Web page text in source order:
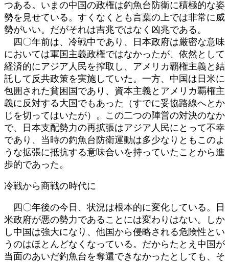
つある。いまの中国の政権は釣魚台防衛に積極的な姿
勢を見せている。すくなくとも言葉の上では非常に威
勢がいい。だがそれは吉兆ではなく凶兆である。
四〇年前は、冷戦中であり、日本政府は厳密な意味
においては軍国主義政権ではなかったが、依然として
経済的にアジア人民を搾取し、アメリカ覇権主義と結
託して反共政策を実施していた。一方、中国は日米に
包囲された貧困国であり、資本主義とアメリカ覇権主
義に反対する大国でもあった（すでに妥協路線へとか
じを切ってはいたが）。この二つの陣営の対決のなか
で、日本支配勢力の再拡張はアジア人民にとって不幸
であり、当時の釣魚台防衛運動は多少なりともこのよ
うな拡張に抵抗する意味合いを持っていたことから進
歩的であった。
冷戦から商戦の時代に
四〇年後の今日、状況は根本的に変化している。日
米政府が悪の勢力であることには変わりはない。しか
し中国は強大になり、他国から侵略される危険性とい
うのはほとんどなくなっている。だからたとえ中国が
当面のあいだ釣魚台を奪還できなかったとしても、そ